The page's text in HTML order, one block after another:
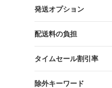
発送オプション
配送料の負担
タイムセール割引率
除外キーワード